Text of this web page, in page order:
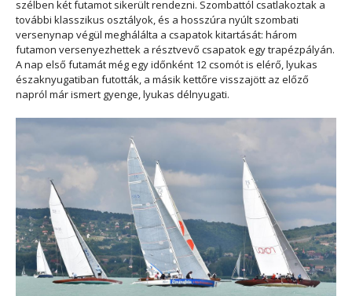
szélben két futamot sikerült rendezni. Szombattól csatlakoztak a
további klasszikus osztályok, és a hosszúra nyúlt szombati
versenynap végül meghálálta a csapatok kitartását: három
futamon versenyezhettek a résztvevő csapatok egy trapézpályán.
A nap első futamát még egy időnként 12 csomót is elérő, lyukas
északnyugatiban futották, a másik kettőre visszajött az előző
napról már ismert gyenge, lyukas délnyugati.